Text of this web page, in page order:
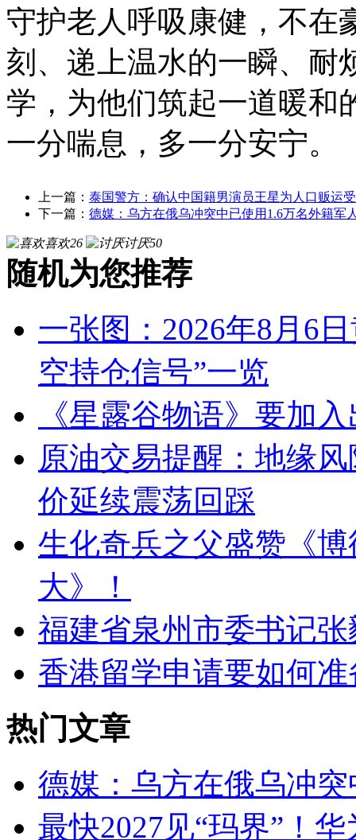
守护老人呼吸康健，不在
刻、递上温水的一瞬、耐
学，为他们筑起一道暖和
一分喘息，多一分安宁。
上一篇： 泰国警方：确认中国籍男演员王星为人口贩运
下一篇： 德媒：乌方在俄乌冲突中已使用1.6万名外籍军
喜欢26 讨厌50
随机为您推荐
一张图：2026年8月6
空持仓信号”一览
《星露谷物语》要加
原油交易提醒：地缘
价延续震荡回踩
生化奇兵之父盛赞《
大》！
福建省泉州市委书记
香港留学申请要如何准
热门文章
德媒：乌方在俄乌冲
最快2027见“玛界”！